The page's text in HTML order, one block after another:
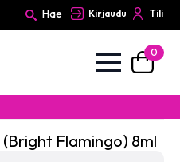
Hae Kirjaudu Tili
0
(Bright Flamingo) 8ml